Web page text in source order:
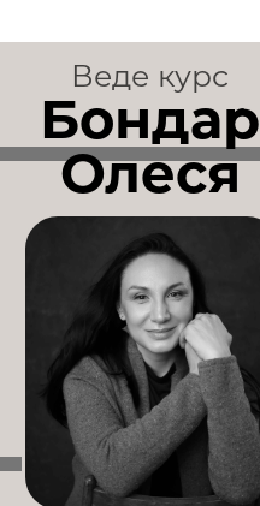
Бондар
Олеся
Веде курс